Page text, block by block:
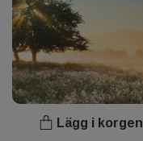
Lägg i korgen